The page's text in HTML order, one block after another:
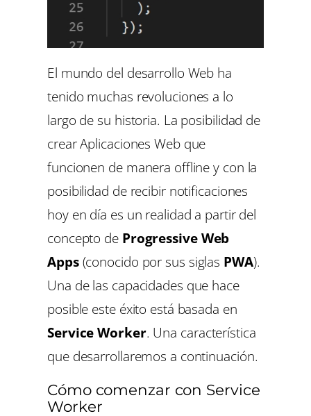
El mundo del desarrollo Web ha
tenido muchas revoluciones a lo
largo de su historia. La posibilidad de
crear Aplicaciones Web que
funcionen de manera offline y con la
posibilidad de recibir notificaciones
hoy en día es un realidad a partir del
concepto de Progressive Web
Apps(conocido por sus siglas PWA).
Una de las capacidades que hace
posible este éxito está basada en
Service Worker. Una característica
que desarrollaremos a continuación.
Cómo comenzar con Service
Worker